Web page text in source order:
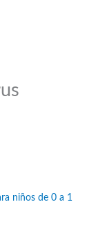
niños de 0 a 1